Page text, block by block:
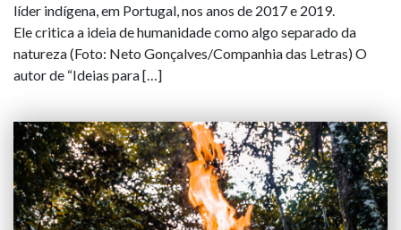
líder indígena, em Portugal, nos anos de 2017 e 2019.
Ele critica a ideia de humanidade como algo separado da
natureza (Foto: Neto Gonçalves/Companhia das Letras) O
autor de “Ideias para […]